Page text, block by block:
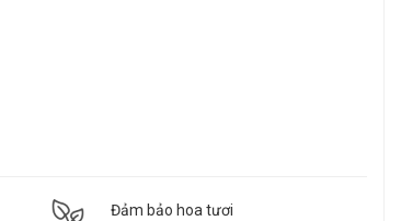
Đảm bảo hoa tươi